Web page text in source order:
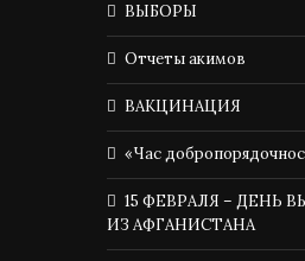
ВЫБОРЫ
Отчеты акимов
ВАКЦИНАЦИЯ
«Час
15 ФЕВРАЛЯ – ДЕНЬ
ИЗ АФГАНИСТАНА